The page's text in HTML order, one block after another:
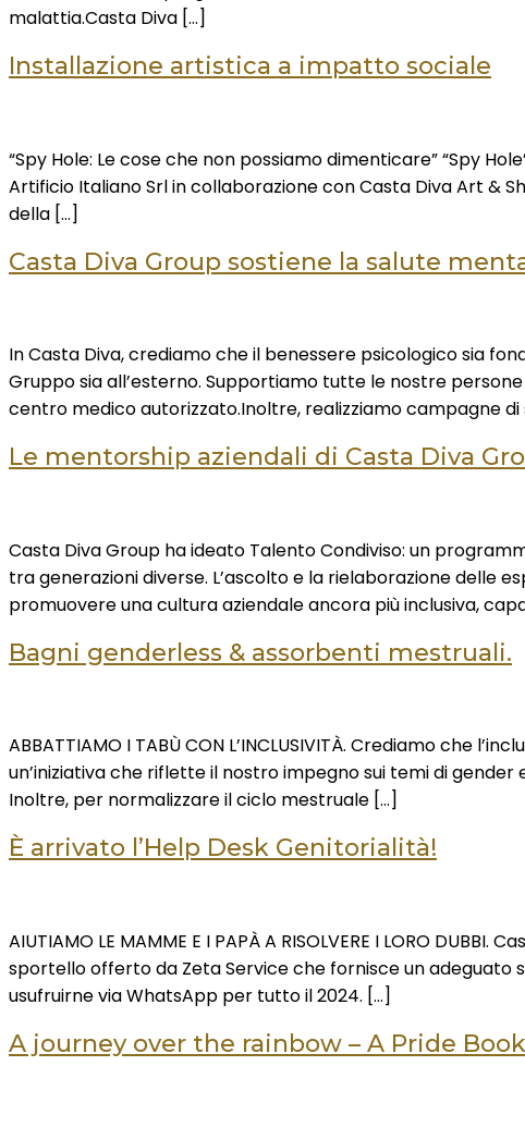
malattia.Casta Diva […]
Installazione artistica a impatto sociale
“Spy Hole: Le cose che non possiamo dimenticare” “Spy
Artificio Italiano Srl in collaborazione con Casta Diva Art &
della […]
Casta Diva Group sostiene la salute
In Casta Diva, crediamo che il benessere psicologico sia
Gruppo sia all’esterno. Supportiamo tutte le nostre
centro medico autorizzato.Inoltre, realizziamo campagne di
Le mentorship aziendali di Casta Diva
Casta Diva Group ha ideato Talento Condiviso: un
tra generazioni diverse. L’ascolto e la rielaborazione delle
promuovere una cultura aziendale ancora più inclusiva,
Bagni genderless & assorbenti mestruali.
ABBATTIAMO I TABÙ CON L’INCLUSIVITÀ. Crediamo che
un’iniziativa che riflette il nostro impegno sui temi di gender
Inoltre, per normalizzare il ciclo mestruale […]
È arrivato l’Help Desk Genitorialità!
AIUTIAMO LE MAMME E I PAPÀ A RISOLVERE I LORO
sportello offerto da Zeta Service che fornisce un adeguato
usufruirne via WhatsApp per tutto il 2024. […]
A journey over the rainbow – A Pride